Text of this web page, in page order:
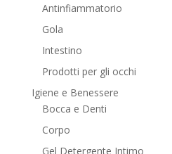
Antinfiammatorio
Gola
Intestino
Prodotti per gli occhi
Igiene e Benessere
Bocca e Denti
Corpo
Gel Detergente Intimo